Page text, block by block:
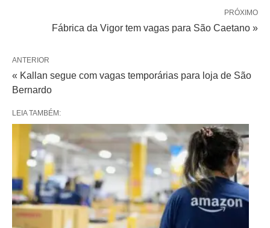
PRÓXIMO
Fábrica da Vigor tem vagas para São Caetano »
ANTERIOR
« Kallan segue com vagas temporárias para loja de São
Bernardo
LEIA TAMBÉM: